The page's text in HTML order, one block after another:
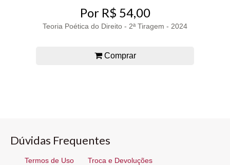
Por R$ 54,00
Teoria Poética do Direito - 2ª Tiragem - 2024
Comprar
Dúvidas Frequentes
Termos de Uso Troca e Devoluções